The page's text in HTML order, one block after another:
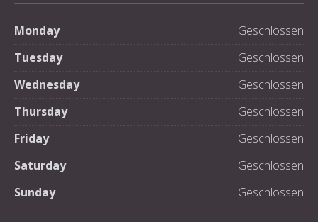
Monday
Geschlossen
Tuesday
Geschlossen
Wednesday
Geschlossen
Thursday
Geschlossen
Friday
Geschlossen
Saturday
Geschlossen
Sunday
Geschlossen